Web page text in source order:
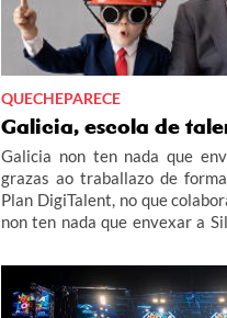
QUECHEPARECE
Galicia, escola de
Galicia non ten nada que
grazas ao traballazo de
Plan DigiTalent, no que
non ten nada que envexar a
DigiTalent, no que colaboramos